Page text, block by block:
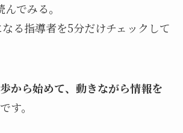
でみる。
る指導者を5分だけチェックして
から始めて、動きながら情報を
す。